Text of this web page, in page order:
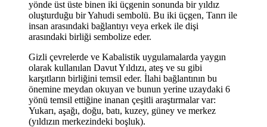
yönde üst üste binen iki üçgenin sonunda bir yıldız
oluşturduğu bir Yahudi sembolü. Bu iki üçgen, Tanrı ile
insan arasındaki bağlantıyı veya erkek ile dişi
arasındaki birliği sembolize eder.
Gizli çevrelerde ve Kabalistik uygulamalarda yaygın
olarak kullanılan Davut Yıldızı, ateş ve su gibi
karşıtların birliğini temsil eder. İlahi bağlantının bu
önemine meydan okuyan ve bunun yerine uzaydaki 6
yönü temsil ettiğine inanan çeşitli araştırmalar var:
Yukarı, aşağı, doğu, batı, kuzey, güney ve merkez
(yıldızın merkezindeki boşluk).